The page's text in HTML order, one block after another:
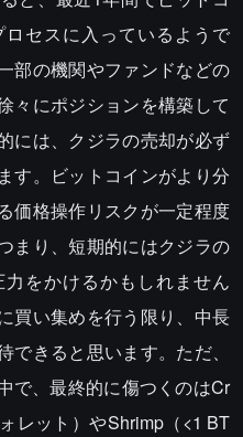
セスに入っているようで
部の機関やファンドなどの
々にポジションを構築して
には、クジラの売却が必ず
す。ビットコインがより分
価格操作リスクが一定程度
まり、短期的にはクジラの
をかけるかもしれません
買い集めを行う限り、中長
きると思います。ただ、
で、最終的に傷つくのはCr
レット）やShrimp（<1 BT